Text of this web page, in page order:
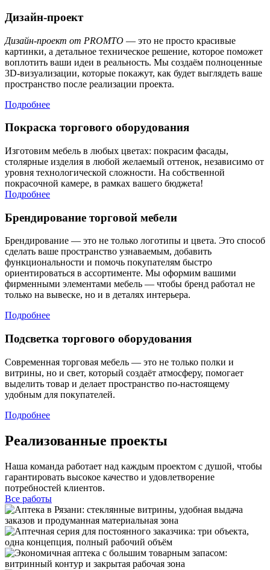
Дизайн-проект
Дизайн-проект от PROMTO — это не просто красивые
картинки, а детальное техническое решение, которое поможет
воплотить ваши идеи в реальность. Мы создаём полноценные
3D-визуализации, которые покажут, как будет выглядеть ваше
пространство после реализации проекта.
Подробнее
Покраска торгового оборудования
Изготовим мебель в любых цветах: покрасим фасады,
столярные изделия в любой желаемый оттенок, независимо от
уровня технологической сложности. На собственной
покрасочной камере, в рамках вашего бюджета!
Подробнее
Брендирование торговой мебели
Брендирование — это не только логотипы и цвета. Это способ
сделать ваше пространство узнаваемым, добавить
функциональности и помочь покупателям быстро
ориентироваться в ассортименте. Мы оформим вашими
фирменными элементами мебель — чтобы бренд работал не
только на вывеске, но и в деталях интерьера.
Подробнее
Подсветка торгового оборудования
Современная торговая мебель — это не только полки и
витрины, но и свет, который создаёт атмосферу, помогает
выделить товар и делает пространство по-настоящему
удобным для покупателей.
Подробнее
Реализованные проекты
Наша команда работает над каждым проектом с душой, чтобы
гарантировать высокое качество и удовлетворение
потребностей клиентов.
Все работы